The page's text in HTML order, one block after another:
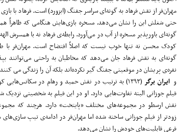
مهران‌فر از نقش فرهاد به گونه‌ای سراسر جفنگ (ابزورد) است. فرهاد با
حتی شغلش این را نشان می‌دهد. مسخره‌ بازی‌‌هایش هنگامی که ظاهراً
گونه‌ای باور‌پذیر مسخره از آب در می‌آورد. رابطه‌ی فرهاد نه با همسرش
کودک محسن نه تنها خوب نیست که اصلاً افتضاح است. مهران‌فر با
گونه‌ای به نقش فرهاد جان می‌دهد که مخاطبان به راحتی می‌توانند
نفره‌ی پریشان در موقعیتی جفنگ گیر نکرده‌اند بلکه آن را زندگی می
وایران برگر
(۱۳۹۳) به ترتیب در نقش حمید و رهام در
فیلم جوزانی البته تفاوت‌هایی دارد. او در این فیلم به شخصیتی نزدیک
زود‌تر از فیلم جوزانی ساخته شده اما مهران‌فر در ادامه‌ی تیپ
فرعی قابلیت‌های خودش را نشان می‌دهد.